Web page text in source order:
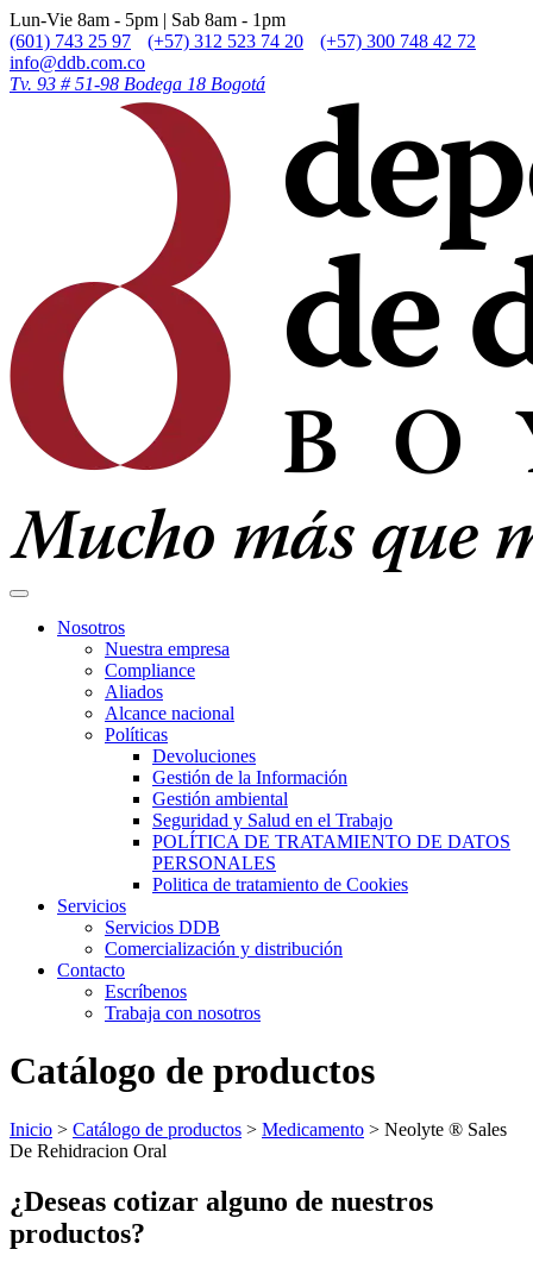
Lun-Vie 8am - 5pm | Sab 8am - 1pm
(601) 743 25 97
(+57) 312 523 74 20
(+57) 300 748 42 72
info@ddb.com.co
Tv. 93 # 51-98 Bodega 18 Bogotá
Nosotros
Nuestra empresa
Compliance
Aliados
Alcance nacional
Políticas
Devoluciones
Gestión de la Información
Gestión ambiental
Seguridad y Salud en el Trabajo
POLÍTICA DE TRATAMIENTO DE DATOS
PERSONALES
Politica de tratamiento de Cookies
Servicios
Servicios DDB
Comercialización y distribución
Contacto
Escríbenos
Trabaja con nosotros
Catálogo de productos
Inicio > Catálogo de productos > Medicamento > Neolyte ® Sales
De Rehidracion Oral
¿Deseas cotizar alguno de nuestros
productos?